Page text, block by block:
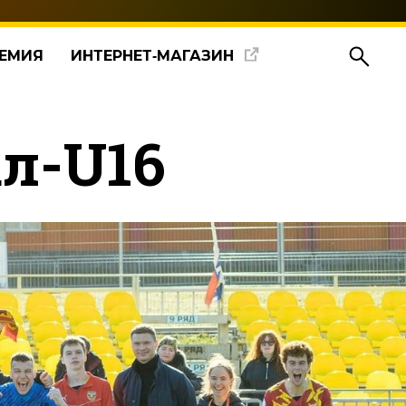
ИНТЕРНЕТ‑МАГАЗИН
U16